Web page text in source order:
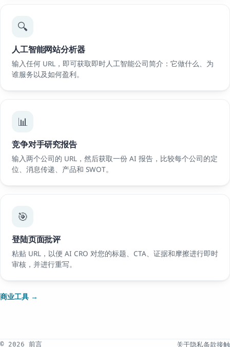
🔍
人工智能网站分析器
输入任何 URL，即可获取即时人工智能公司简介：它做什么、为
谁服务以及如何盈利。
📊
竞争对手研究报告
输入两个公司的 URL，然后获取一份 AI 报告，比较每个公司的定
位、消息传递、产品和 SWOT。
🎯
登陆页面批评
粘贴 URL，以便 AI CRO 对您的标题、CTA、证据和摩擦进行即时
审核，并进行重写。
商业工具 →
© 2026 前言 关于隐私条款接触